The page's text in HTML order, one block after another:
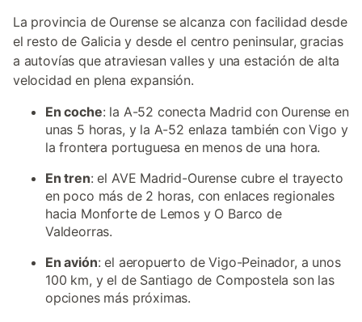
La provincia de Ourense se alcanza con facilidad desde
el resto de Galicia y desde el centro peninsular, gracias
a autovías que atraviesan valles y una estación de alta
velocidad en plena expansión.
En coche: la A-52 conecta Madrid con Ourense en
unas 5 horas, y la A-52 enlaza también con Vigo y
la frontera portuguesa en menos de una hora.
En tren: el AVE Madrid-Ourense cubre el trayecto
en poco más de 2 horas, con enlaces regionales
hacia Monforte de Lemos y O Barco de
Valdeorras.
En avión: el aeropuerto de Vigo-Peinador, a unos
100 km, y el de Santiago de Compostela son las
opciones más próximas.